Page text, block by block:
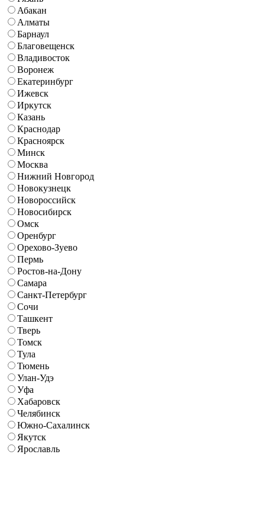
Абакан
Алматы
Барнаул
Благовещенск
Владивосток
Воронеж
Екатеринбург
Ижевск
Иркутск
Казань
Краснодар
Красноярск
Минск
Москва
Нижний Новгород
Новокузнецк
Новороссийск
Новосибирск
Омск
Оренбург
Орехово-Зуево
Пермь
Ростов-на-Дону
Самара
Санкт-Петербург
Сочи
Ташкент
Тверь
Томск
Тула
Тюмень
Улан-Удэ
Уфа
Хабаровск
Челябинск
Южно-Сахалинск
Якутск
Ярославль